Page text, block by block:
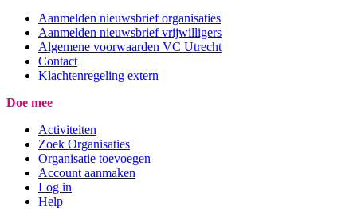
Aanmelden nieuwsbrief organisaties
Aanmelden nieuwsbrief vrijwilligers
Algemene voorwaarden VC Utrecht
Contact
Klachtenregeling extern
Doe mee
Activiteiten
Zoek Organisaties
Organisatie toevoegen
Account aanmaken
Log in
Help